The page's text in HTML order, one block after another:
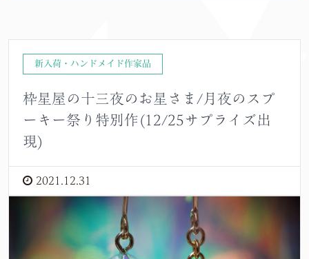
新入荷・ハンドメイド作家品
枠星屋の十三夜のお星さま/月夜のスプ
ーキー祭り特別作(12/25サプライズ出
現)
2021.12.31